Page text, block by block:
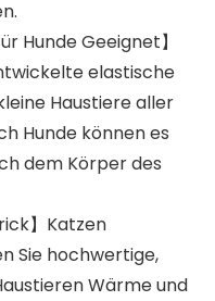
Hunde Geeignet】
elastische
Haustiere aller
Hunde können es
dem Körper des
】Katzen
Sie hochwertige,
Wärme und